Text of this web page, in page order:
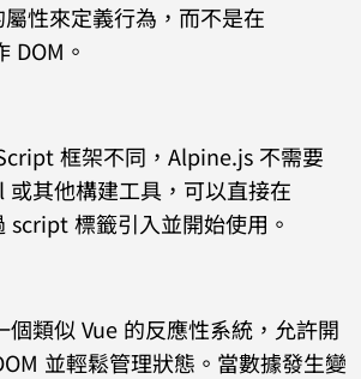
性來定義行為，而不是在
DOM。
框架不同，Alpine.js 不需要
其他構建工具，可以直接在
script 標籤引入並開始使用。
類似 Vue 的反應性系統，允許開
並輕鬆管理狀態。當數據發生變